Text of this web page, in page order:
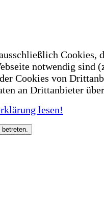
Cookies,
notwendig sind
Cookies von
an Drittanbieter
lesen!